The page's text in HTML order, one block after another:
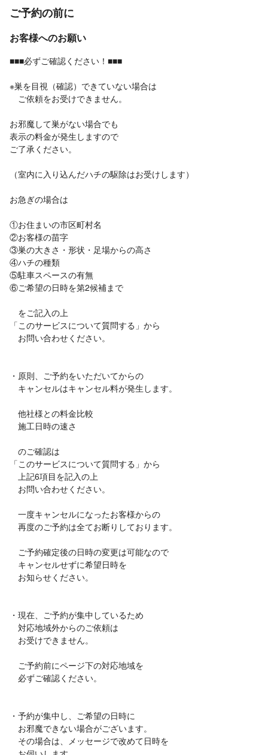
ご予約の前に
お客様へのお願い
■■■必ずご確認ください！■■■
※巣を目視（確認）できていない場合は
ご依頼をお受けできません。
お邪魔して巣がない場合でも
表示の料金が発生しますので
ご了承ください。
（室内に入り込んだハチの駆除はお受けします）
お急ぎの場合は
①お住まいの市区町村名
②お客様の苗字
③巣の大きさ・形状・足場からの高さ
④ハチの種類
⑤駐車スペースの有無
⑥ご希望の日時を第2候補まで
をご記入の上
「このサービスについて質問する」から
お問い合わせください。
・原則、ご予約をいただいてからの
キャンセルはキャンセル料が発生します。
他社様との料金比較
施工日時の速さ
のご確認は
「このサービスについて質問する」から
上記6項目を記入の上
お問い合わせください。
一度キャンセルになったお客様からの
再度のご予約は全てお断りしております。
ご予約確定後の日時の変更は可能なので
キャンセルせずに希望日時を
お知らせください。
・現在、ご予約が集中しているため
対応地域外からのご依頼は
お受けできません。
ご予約前にページ下の対応地域を
必ずご確認ください。
・予約が集中し、ご希望の日時に
お邪魔できない場合がございます。
その場合は、メッセージで改めて日時を